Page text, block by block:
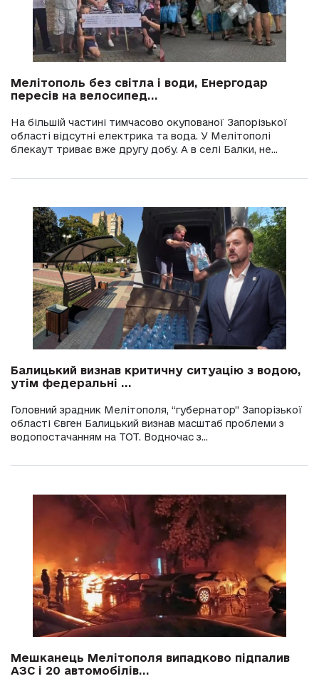
Мелітополь без світла і води, Енергодар
пересів на велосипед...
На більшій частині тимчасово окупованої Запорізької
області відсутні електрика та вода. У Мелітополі
блекаут триває вже другу добу. А в селі Балки, не...
Балицький визнав критичну ситуацію з водою,
утім федеральні ...
Головний зрадник Мелітополя, “губернатор” Запорізької
області Євген Балицький визнав масштаб проблеми з
водопостачанням на ТОТ. Водночас з...
Мешканець Мелітополя випадково підпалив
АЗС і 20 автомобілів...